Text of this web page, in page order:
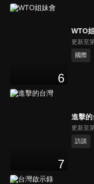
6
WTO
更新至
國際
7
進擊
更新至
訪談